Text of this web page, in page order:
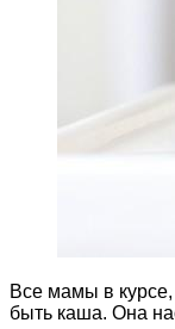
Все мамы в
быть каша. Она